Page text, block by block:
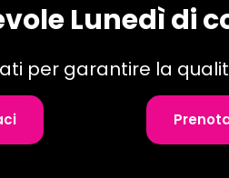
Lunedì di
per garantire la